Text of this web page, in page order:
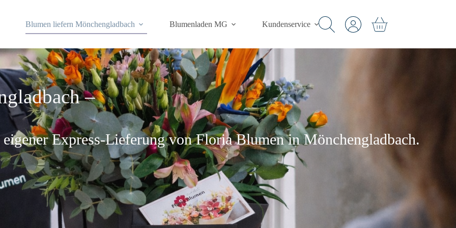
Blumen liefern Mönchengladbach Blumenladen MG Kundenservice Warenkorb
–
Express-Lieferung von Floria Blumen in Mönchengladbach.